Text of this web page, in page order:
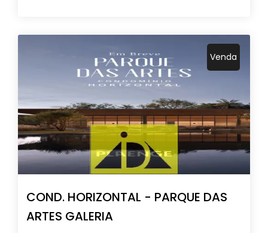
Venda
COND. HORIZONTAL - PARQUE DAS
ARTES GALERIA